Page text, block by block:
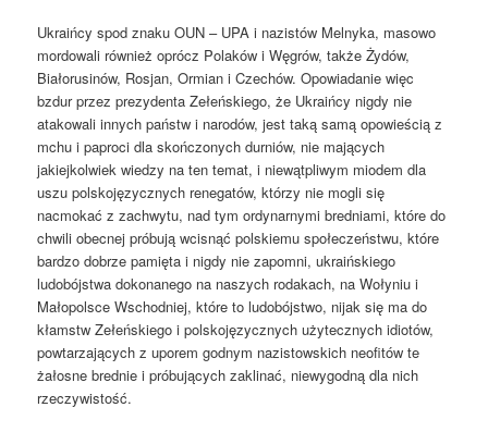
Ukraińcy spod znaku OUN – UPA i nazistów Melnyka, masowo
mordowali również oprócz Polaków i Węgrów, także Żydów,
Białorusinów, Rosjan, Ormian i Czechów. Opowiadanie więc
bzdur przez prezydenta Zełeńskiego, że Ukraińcy nigdy nie
atakowali innych państw i narodów, jest taką samą opowieścią z
mchu i paproci dla skończonych durniów, nie mających
jakiejkolwiek wiedzy na ten temat, i niewątpliwym miodem dla
uszu polskojęzycznych renegatów, którzy nie mogli się
nacmokać z zachwytu, nad tym ordynarnymi bredniami, które do
chwili obecnej próbują wcisnąć polskiemu społeczeństwu, które
bardzo dobrze pamięta i nigdy nie zapomni, ukraińskiego
ludobójstwa dokonanego na naszych rodakach, na Wołyniu i
Małopolsce Wschodniej, które to ludobójstwo, nijak się ma do
kłamstw Zełeńskiego i polskojęzycznych użytecznych idiotów,
powtarzających z uporem godnym nazistowskich neofitów te
żałosne brednie i próbujących zaklinać, niewygodną dla nich
rzeczywistość.